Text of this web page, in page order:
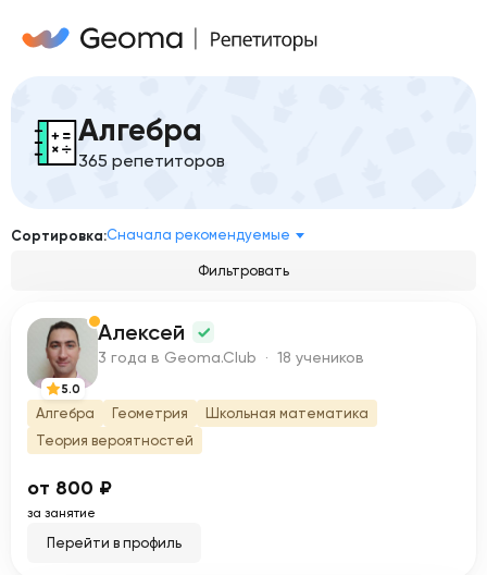
Алгебра
365 репетиторов
Сортировка:Сначала рекомендуемые
Фильтровать
А
5.0
Алексей
3 года в Geoma.Club · 18 учеников
Алгебра Геометрия
Школьная математика
Теория вероятностей
от 800 ₽
за занятие
Перейти в профиль